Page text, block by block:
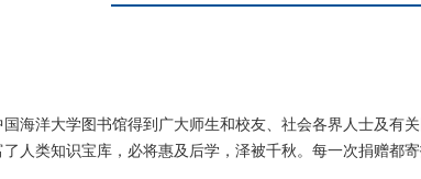
海洋大学图书馆得到广大师生和校友、社会各界人士及有
人类知识宝库，必将惠及后学，泽被千秋。每一次捐赠都